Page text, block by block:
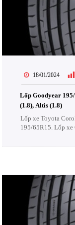
18/01/2024
Lốp Goodyear
(1.8), Altis (1.8)
Lốp xe Toyota
195/65R15. Lốp xe